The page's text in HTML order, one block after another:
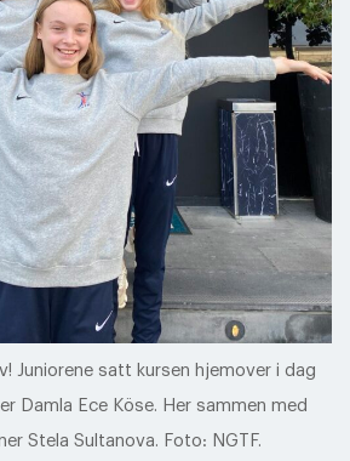
Juniorene satt kursen hjemover i dag
Damla Ece Köse. Her sammen med
Stela Sultanova. Foto: NGTF.